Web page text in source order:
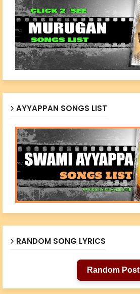
AYYAPPAN SONGS LIST
RANDOM SONG LYRICS
Random Post